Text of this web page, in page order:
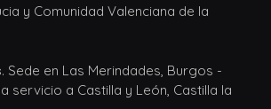
y Comunidad Valenciana de la
. Sede en Las Merindades, Burgos -
servicio a Castilla y León, Castilla la